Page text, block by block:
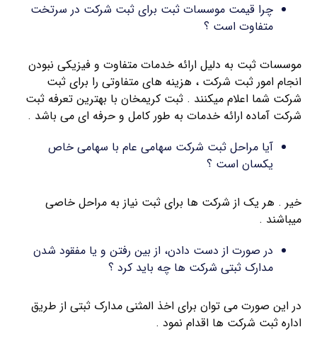
چرا قیمت موسسات ثبت برای ثبت شرکت در سرتخت
متفاوت است ؟
موسسات ثبت به دلیل ارائه خدمات متفاوت و فیزیکی نبودن
انجام امور ثبت شرکت ، هزینه های متفاوتی را برای ثبت
شرکت شما اعلام میکنند . ثبت کریمخان با بهترین تعرفه ثبت
شرکت آماده ارائه خدمات به طور کامل و حرفه ای می باشد .
آیا مراحل ثبت شرکت سهامی عام با سهامی خاص
یکسان است ؟
خیر . هر یک از شرکت ها برای ثبت نیاز به مراحل خاصی
میباشند .
در صورت از دست دادن، از بین رفتن و یا مفقود شدن
مدارک ثبتی شرکت ها چه باید کرد ؟
در این صورت می توان برای اخذ المثنی مدارک ثبتی از طریق
اداره ثبت شرکت ها اقدام نمود .